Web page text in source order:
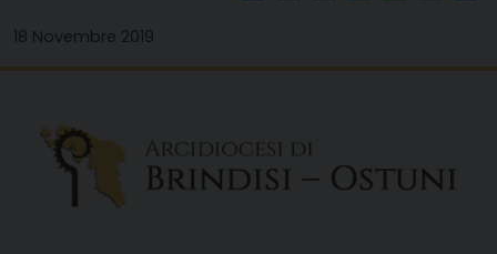
18 Novembre 2019